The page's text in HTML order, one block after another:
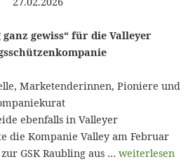
ganz gewiss“ für die Valleyer
Marketenderinnen, Pioniere und
ebenfalls in Valleyer
die Kompanie Valley am Februar
GSK Raubling aus … weiterlesen